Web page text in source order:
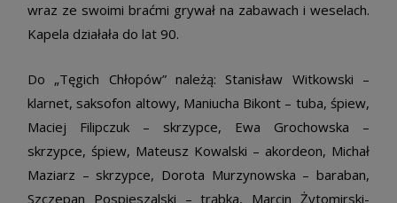
wraz ze swoimi braćmi grywał na zabawach i weselach.
Kapela działała do lat 90.
Do „Tęgich Chłopów” należą: Stanisław Witkowski –
klarnet, saksofon altowy, Maniucha Bikont – tuba, śpiew,
Maciej Filipczuk – skrzypce, Ewa Grochowska –
skrzypce, śpiew, Mateusz Kowalski – akordeon, Michał
Maziarz – skrzypce, Dorota Murzynowska – baraban,
Szczepan Pospieszalski – trąbka, Marcin Żytomirski-